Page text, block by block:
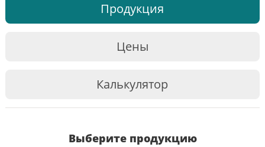
Продукция
Цены
Калькулятор
Выберите продукцию